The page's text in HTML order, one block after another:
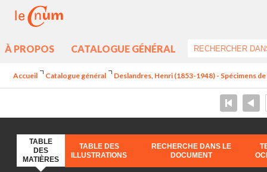
À PROPOS CATALOGUE GÉNÉRAL
Accueil Catalogue général Deslandres, Henri (1853-1948) - Spécimens
TABLE
DES
MATIÈRES
TABLE DES
ILLUSTRATIONS
RECHERCHE DANS LE
DOCUMENT